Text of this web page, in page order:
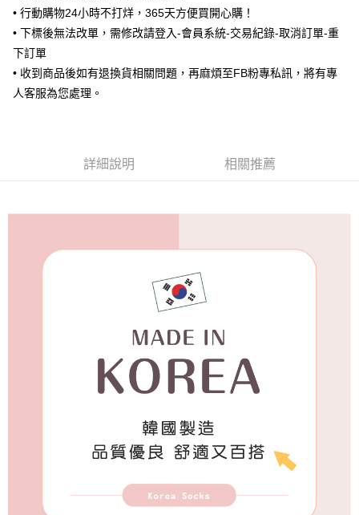
全家取貨付款
每筆NT$65，滿NT$688(含以上)免運費
付款後全家取貨
每筆NT$80，滿NT$1,000(含以上)免運費
每筆NT$125，滿NT$1,500(含以上)免運費
• 行動購物24小時不打烊，365天方便買開心購！
• 下標後無法改單，需修改請登入-會員系統-交易紀錄-取消訂單-重
下訂單
• 收到商品後如有退換貨相關問題，再麻煩至FB粉專私訊，將有專
人客服為您處理。
詳細說明 相關推薦